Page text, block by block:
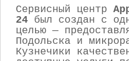
Сервисный центр
24 был создан с
целью —
Подольска и
Кузнечики